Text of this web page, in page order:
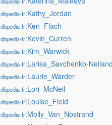
dbpedia-fr:Kathy_Jordan
dbpedia-fr:Ken_Flach
dbpedia-fr:Kevin_Curren
dbpedia-fr:Kim_Warwick
dbpedia-fr:Larisa_Savchenko-
dbpedia-fr:Laurie_Warder
dbpedia-fr:Lori_McNeil
dbpedia-fr:Louise_Field
dbpedia-fr:Molly_Van_Nostrand